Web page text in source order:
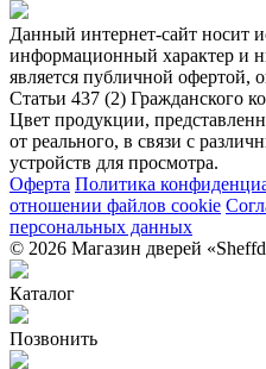
Данный интернет-сайт носит
информационный характер и
является публичной офертой,
Статьи 437 (2) Гражданского
Цвет продукции,
от реального, в связи с
устройств для просмотра.
Оферта Политика
отношении файлов cookie
персональных данных
© 2026 Магазин дверей
Каталог
Позвонить